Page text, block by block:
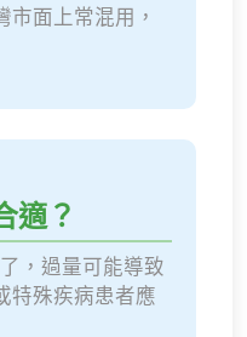
市面上常混用，
適？
，過量可能導致
特殊疾病患者應